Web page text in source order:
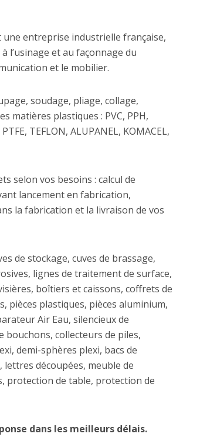
une entreprise industrielle française,
l’usinage et au façonnage du
et le mobilier.
soudage, pliage, collage,
matières plastiques : PVC, PPH,
TEFLON, ALUPANEL, KOMACEL,
selon vos besoins : calcul de
lancement en fabrication,
la fabrication et la livraison de vos
de stockage, cuves de brassage,
lignes de traitement de surface,
boîtiers et caissons, coffrets de
pièces plastiques, pièces aluminium,
Air Eau, silencieux de
bouchons, collecteurs de piles,
demi-sphères plexi, bacs de
découpées, meuble de
protection de table, protection de
dans les meilleurs délais.